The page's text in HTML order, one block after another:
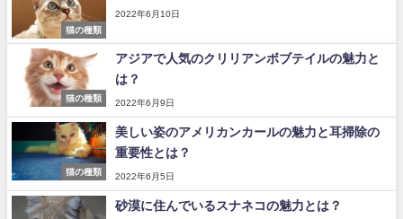
猫の種類
2022年6月10日
猫の種類
アジアで人気のクリリアンボブテイルの魅力と
は？
2022年6月9日
猫の種類
美しい姿のアメリカンカールの魅力と耳掃除の
重要性とは？
2022年6月5日
砂漠に住んでいるスナネコの魅力とは？